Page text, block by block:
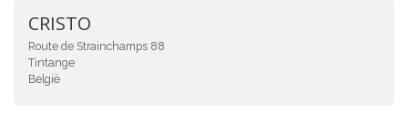
CRISTO
Route de Strainchamps 88
Tintange
België